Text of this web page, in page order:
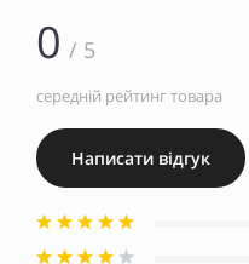
0 / 5
середній рейтинг товара
Написати відгук